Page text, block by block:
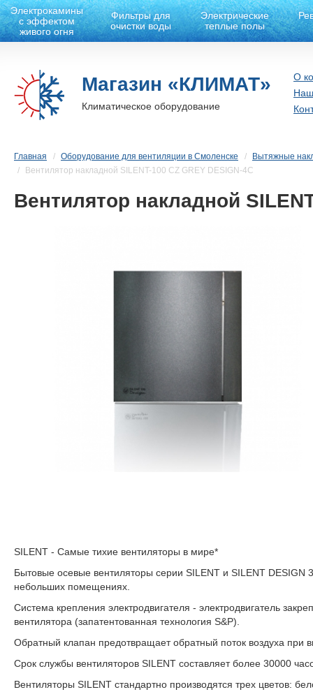
Электрокамины
с эффектом
живого огня
Фильтры для
очистки воды
Электрические
теплые полы
Магазин «КЛИМАТ»
Климатическое оборудование
О
Главная Оборудование для вентиляции в Смоленске
Вытяжные
Вентилятор накладной SILENT-100 CZ GREY DESIGN-4C
Вентилятор накладной
SILENT - Самые тихие вентиляторы в мире*
Бытовые осевые вентиляторы серии SILENT и SILENT DESIGN
небольших помещениях.
Система крепления электродвигателя - электродвигатель
вентилятора (запатентованная технология S&P).
Обратный клапан предотвращает обратный поток воздуха при
Срок службы вентиляторов SILENT составляет более 30000
Вентиляторы SILENT стандартно производятся трех цветов: